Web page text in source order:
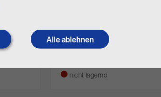
FEBI BILSTEIN Motoröl
Art. Nr. 101151
nicht lagernd
Alle ablehnen